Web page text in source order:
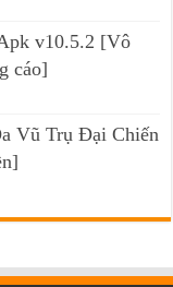
v10.5.2 [Vô
cáo]
Vũ Trụ Đại Chiến